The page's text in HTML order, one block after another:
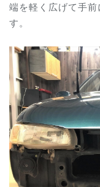
端を軽く広げて手
す。